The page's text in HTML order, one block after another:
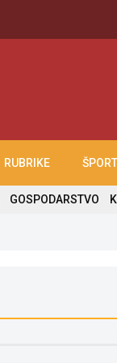
RUBRIKE ŠPORT
GOSPODARSTVO